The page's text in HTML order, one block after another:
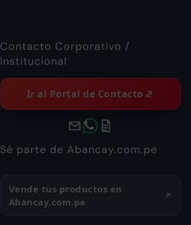
Contacto Corporativo /
Institucional
Ir al Portal de Contacto
Sé parte de Abancay.com.pe
Vende tus productos en
Abancay.com.pe